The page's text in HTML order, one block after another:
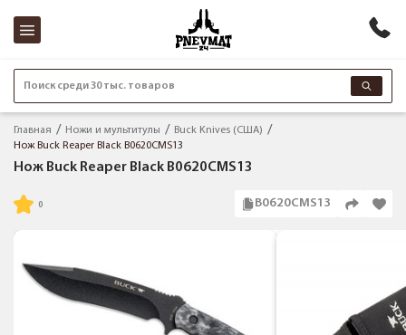
Поиск среди 30 тыс. товаров
Главная Ножи и мультитулы
Buck Knives (США)
Нож Buck Reaper Black B0620CMS13
Нож Buck Reaper Black B0620CMS13
B0620CMS13